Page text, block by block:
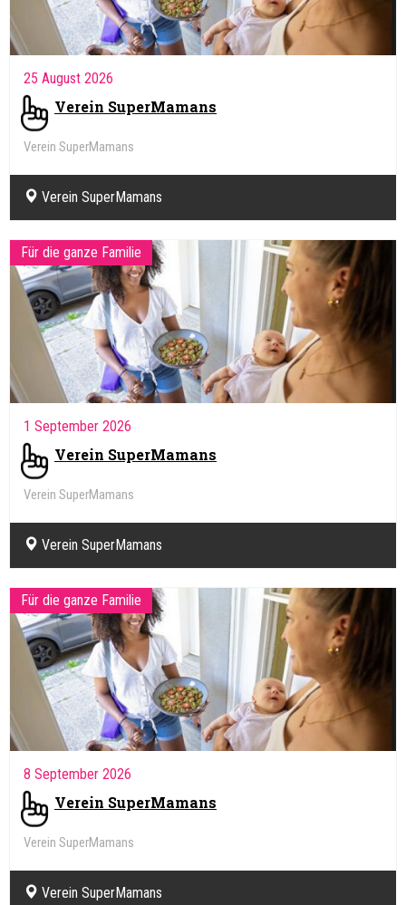
25 August 2026
Verein SuperMamans
Verein SuperMamans
Verein SuperMamans
Für die ganze Familie
1 September 2026
Verein SuperMamans
Verein SuperMamans
Verein SuperMamans
Für die ganze Familie
8 September 2026
Verein SuperMamans
Verein SuperMamans
Verein SuperMamans